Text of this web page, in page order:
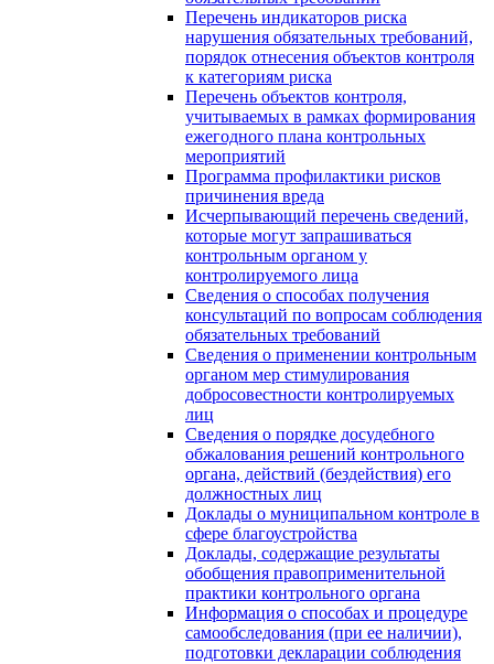
Перечень индикаторов риска
нарушения обязательных требований,
порядок отнесения объектов контроля
к категориям риска
Перечень объектов контроля,
учитываемых в рамках формирования
ежегодного плана контрольных
мероприятий
Программа профилактики рисков
причинения вреда
Исчерпывающий перечень сведений,
которые могут запрашиваться
контрольным органом у
контролируемого лица
Сведения о способах получения
консультаций по вопросам соблюдения
обязательных требований
Сведения о применении контрольным
органом мер стимулирования
добросовестности контролируемых
лиц
Сведения о порядке досудебного
обжалования решений контрольного
органа, действий (бездействия) его
должностных лиц
Доклады о муниципальном контроле в
сфере благоустройства
Доклады, содержащие результаты
обобщения правоприменительной
практики контрольного органа
Информация о способах и процедуре
самообследования (при ее наличии),
подготовки декларации соблюдения